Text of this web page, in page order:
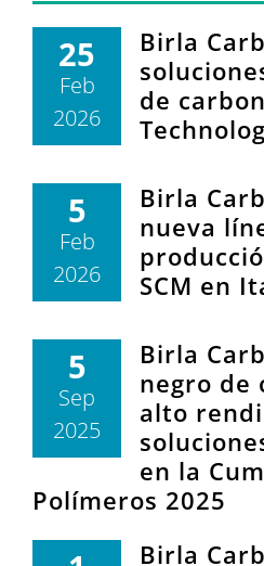
25
Feb
2026
Birla
de
5
Feb
2026
Birla
nueva
SCM en
5
Sep
2025
Birla
negro de
alto
en la
Polímeros 2025
Birla